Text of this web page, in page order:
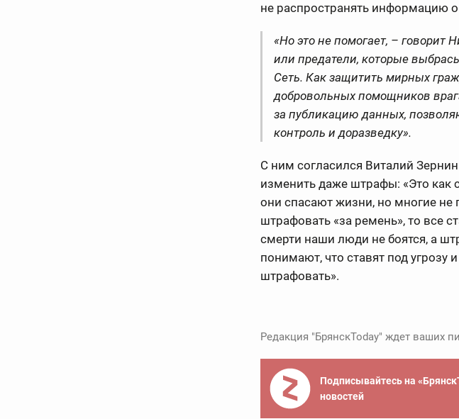
не распространять информацию о
«Но это не помогает, – говорит
или предатели, которые
Сеть. Как защитить мирных
добровольных помощников
за публикацию данных,
контроль и доразведку».
С ним согласился Виталий
изменить даже штрафы: «Это как
они спасают жизни, но многие не
штрафовать «за ремень», то все
смерти наши люди не боятся, а
понимают, что ставят под
штрафовать».
Редакция "БрянскToday" ждет ваших
Подписывайтесь на
новостей